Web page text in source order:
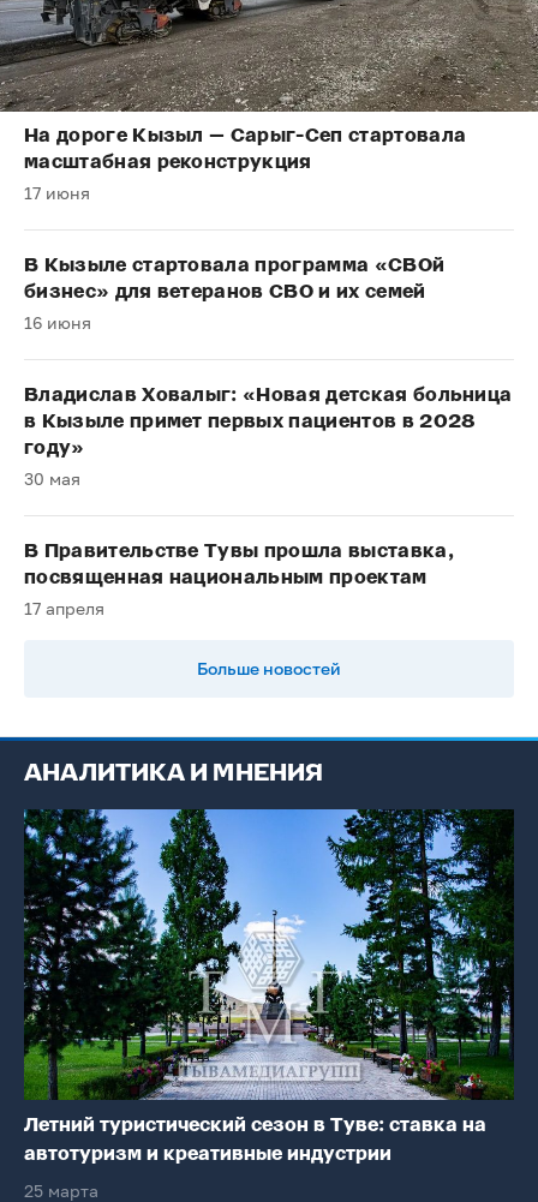
На дороге Кызыл — Сарыг-Сеп стартовала
масштабная реконструкция
17 июня
В Кызыле стартовала программа «СВОй
бизнес» для ветеранов СВО и их семей
16 июня
Владислав Ховалыг: «Новая детская больница
в Кызыле примет первых пациентов в 2028
году»
30 мая
В Правительстве Тувы прошла выставка,
посвященная национальным проектам
17 апреля
Больше новостей
АНАЛИТИКА И МНЕНИЯ
Летний туристический сезон в Туве: ставка на
автотуризм и креативные индустрии
25 марта